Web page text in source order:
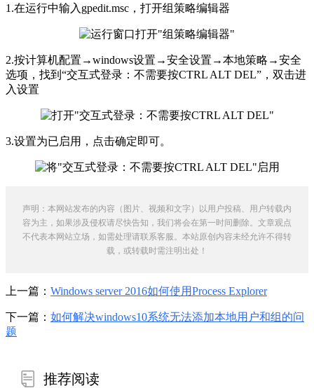
1.在运行中输入gpedit.msc，打开组策略编辑器
2.按计算机配置→windows设置→安全设置→本地策略→安全
选项，找到“交互式登录：不需要按CTRL ALT DEL”，双击进
入设置
3.设置为已启用，点击确定即可。
声明：本网站发布的内容（图片、视频和文字）以用户投稿、用户转载内
容为主，如果涉及侵权请尽快告知，我们将会在第一时间删除。文章观点
不代表本网站立场，如需处理请联系客服。本站原创内容未经允许不得转
载，或转载时需注明出处！
上一篇： Windows server 2016如何使用Process Explorer
下一篇： 如何解决windows10系统无法添加本地用户和组的问
题
推荐阅读